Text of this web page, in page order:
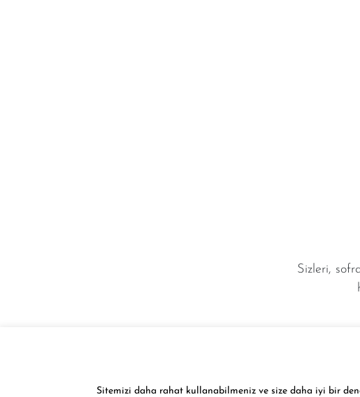
Sizleri,
Sitemizi daha rahat kullanabilmeniz ve size daha iyi bir